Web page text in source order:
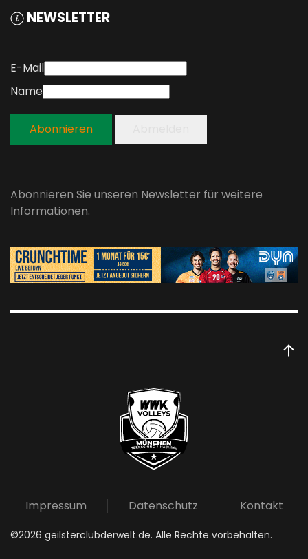
NEWSLETTER
E-Mail
Name
Abonnieren
Abonnieren Sie unseren Newsletter für weitere
Informationen.
Impressum Datenschutz Kontakt
©2026 geilsterclubderwelt.de. Alle Rechte vorbehalten.